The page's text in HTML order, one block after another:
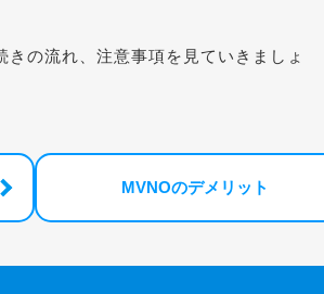
の流れ、注意事項を見ていきましょ
MVNOのデメリット